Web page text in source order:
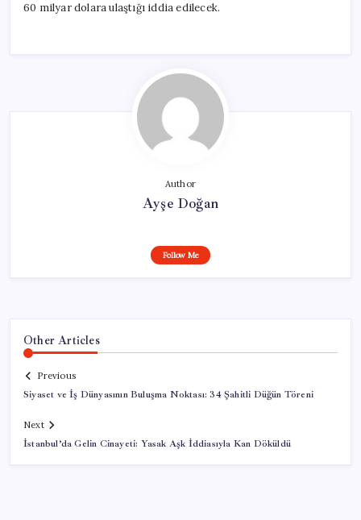
60 milyar dolara ulaştığı iddia edilecek.
Author
Ayşe Doğan
Follow Me
Other Articles
Previous
Siyaset ve İş Dünyasının Buluşma Noktası: 34 Şahitli Düğün Töreni
Next
İstanbul’da Gelin Cinayeti: Yasak Aşk İddiasıyla Kan Döküldü